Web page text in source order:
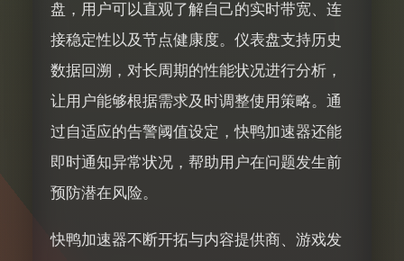
盘，用户可以直观了解自己的实时带宽、连
接稳定性以及节点健康度。仪表盘支持历史
数据回溯，对长周期的性能状况进行分析，
让用户能够根据需求及时调整使用策略。通
过自适应的告警阈值设定，快鸭加速器还能
即时通知异常状况，帮助用户在问题发生前
预防潜在风险。
快鸭加速器不断开拓与内容提供商、游戏发